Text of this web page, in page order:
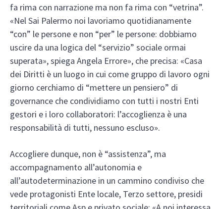
fa rima con narrazione ma non fa rima con “vetrina”.
«Nel Sai Palermo noi lavoriamo quotidianamente
“con” le persone e non “per” le persone: dobbiamo
uscire da una logica del “servizio” sociale ormai
superata», spiega Angela Errore», che precisa: «Casa
dei Diritti è un luogo in cui come gruppo di lavoro ogni
giorno cerchiamo di “mettere un pensiero” di
governance che condividiamo con tutti i nostri Enti
gestori e i loro collaboratori: l’accoglienza è una
responsabilità di tutti, nessuno escluso».
Accogliere dunque, non è “assistenza”, ma
accompagnamento all’autonomia e
all’autodeterminazione in un cammino condiviso che
vede protagonisti Ente locale, Terzo settore, presidi